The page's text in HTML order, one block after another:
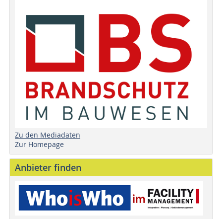
Zu den Mediadaten
Zur Homepage
Anbieter finden